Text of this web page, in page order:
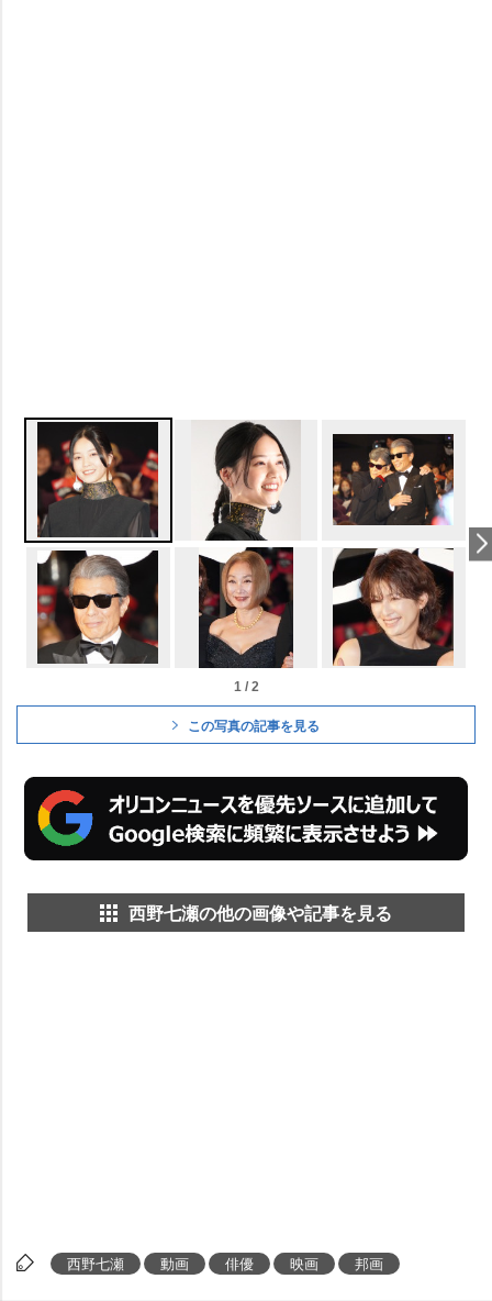
1 / 2
この写真の記事を見る
西野七瀬の他の画像や記事を見る
西野七瀬 動画 俳優 映画 邦画